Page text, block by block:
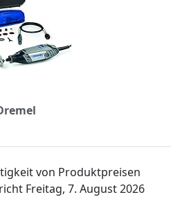
von Produktpreisen
Freitag, 7. August 2026